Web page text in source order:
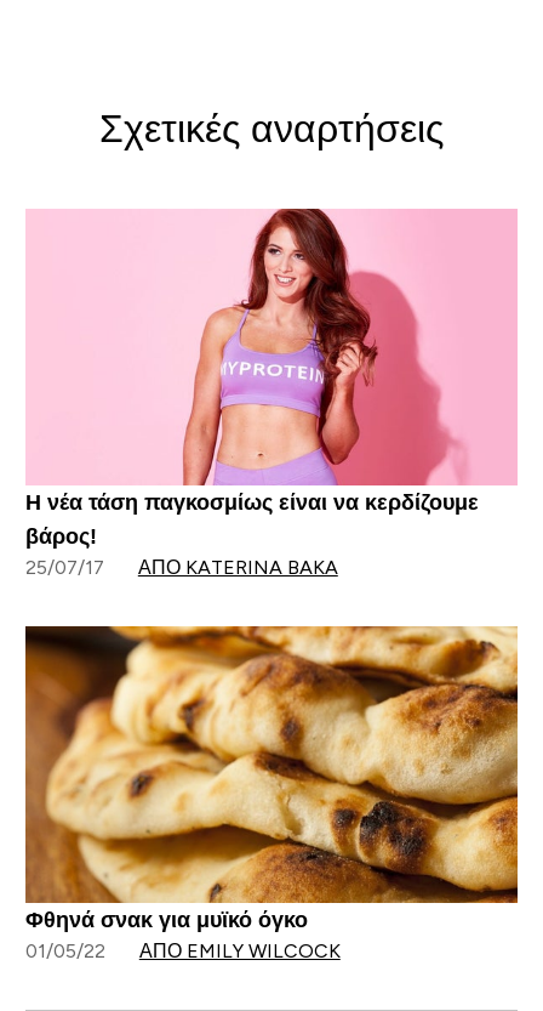
Σχετικές αναρτήσεις
Η νέα τάση παγκοσμίως είναι να κερδίζουμε
βάρος!
25/07/17 ΑΠΌ KATERINA BAKA
Φθηνά σνακ για μυϊκό όγκο
01/05/22 ΑΠΌ EMILY WILCOCK